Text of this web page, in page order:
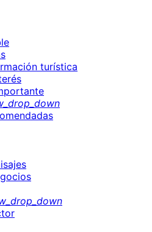
turística